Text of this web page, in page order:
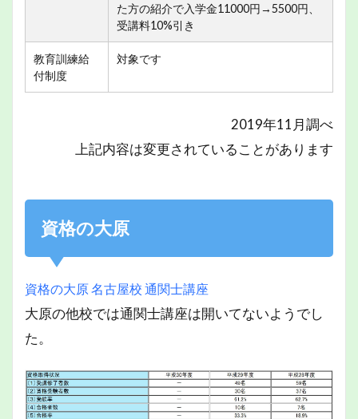
た方の紹介で入学金11000円→5500円、
受講料10%引き
教育訓練給
付制度
対象です
2019年11月調べ
上記内容は変更されていることがあります
資格の大原
資格の大原 名古屋校 通関士講座
大原の他校では通関士講座は開いてないようでし
た。